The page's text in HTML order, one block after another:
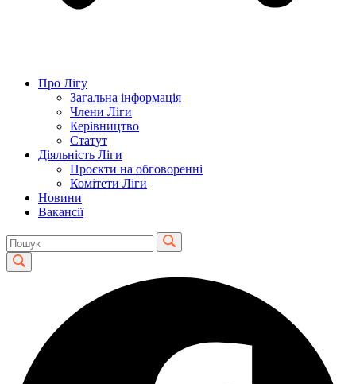
Про Лігу
Загальна інформація
Члени Ліги
Керівництво
Статут
Діяльність Ліги
Проєкти на обговоренні
Комітети Ліги
Новини
Вакансії